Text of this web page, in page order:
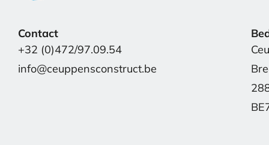
Contact
+32 (0)472/97.09.54
info@ceuppensconstruct.be